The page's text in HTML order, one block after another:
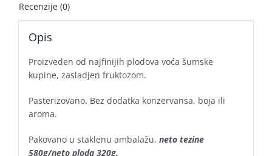
Recenzije (0)
Opis
Proizveden od najfinijih plodova voća šumske
kupine, zasladjen fruktozom.
Pasterizovano. Bez dodatka konzervansa, boja ili
aroma.
Pakovano u staklenu ambalažu, neto tezine
580g/neto ploda 320g.